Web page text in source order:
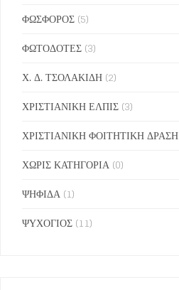
ΦΩΣΦΟΡΟΣ (5)
ΦΩΤΟΔΟΤΕΣ (3)
Χ. Δ. ΤΣΟΛΑΚΙΔΗ (2)
ΧΡΙΣΤΙΑΝΙΚΗ ΕΛΠΙΣ (3)
ΧΡΙΣΤΙΑΝΙΚΗ ΦΟΙΤΗΤΙΚΗ ΔΡΑΣΗ
ΧΩΡΙΣ ΚΑΤΗΓΟΡΙΑ (0)
ΨΗΦΙΔΑ (1)
ΨΥΧΟΓΙΟΣ (11)